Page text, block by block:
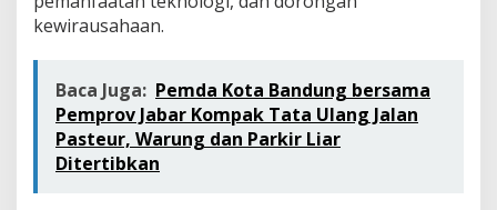
kewirausahaan.
Baca Juga: Pemda Kota Bandung bersama
Pemprov Jabar Kompak Tata Ulang Jalan
Pasteur, Warung dan Parkir Liar
Ditertibkan